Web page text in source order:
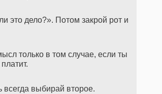
это дело?». Потом закрой рот и
только в том случае, если ты
выбирай второе.